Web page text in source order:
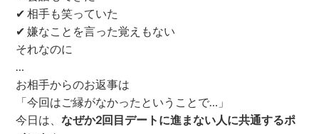
✔ 相手も笑っていた
✔ 嫌なことを言った覚えもない
それなのに
…
お相手からのお返事は
「今回はご縁がなかったということで…」
今日は、なぜか2回目デートに進まない人に共通するポ